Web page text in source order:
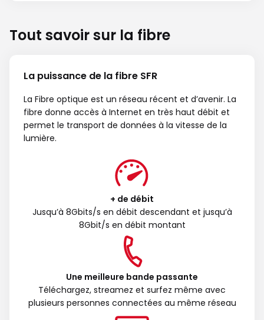
Tout savoir sur la fibre
La puissance de la fibre SFR
La Fibre optique est un réseau récent et d’avenir. La
fibre donne accès à Internet en très haut débit et
permet le transport de données à la vitesse de la
lumière.
+ de débit
Jusqu’à 8Gbits/s en débit descendant et jusqu’à
8Gbit/s en débit montant
Une meilleure bande passante
Téléchargez, streamez et surfez même avec
plusieurs personnes connectées au même réseau